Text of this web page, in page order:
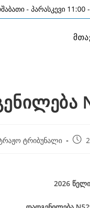
- პარასკევი 11:00
ტრიბუნალი
Post
2026 წელი